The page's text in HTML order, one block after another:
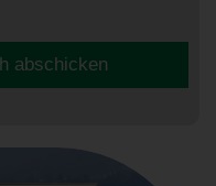
abschicken